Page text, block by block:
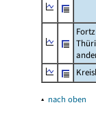
▴ nach oben